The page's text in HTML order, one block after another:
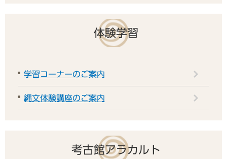
体験学習
学習コーナーのご案内
縄文体験講座のご案内
考古館アラカルト